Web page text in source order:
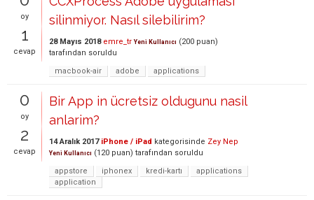
oy
1
cevap
silinmiyor. Nasıl silebilirim?
28 Mayıs 2018 emre_tr Yeni Kullanıcı (200 puan)
tarafından soruldu
macbook-air
adobe applications
0
oy
2
cevap
Bir App in ücretsiz oldugunu nasil
anlarim?
14 Aralık 2017 iPhone / iPad kategorisinde Zey Nep
Yeni Kullanıcı (120 puan) tarafından soruldu
appstore
iphonex kredi-kartı
applications
application